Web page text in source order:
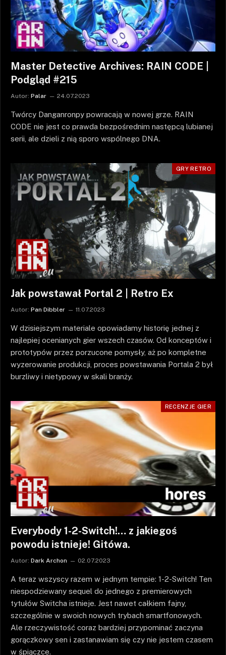
Master Detective Archives: RAIN CODE |
Podgląd #215
Autor: Palar 24.07.2023
Twórcy Danganronpy powracają w nowej grze. RAIN
CODE nie jest co prawda bezpośrednim następcą lubianej
serii, ale dzieli z nią sporo wspólnego DNA.
GRY RETRO
Jak powstawał Portal 2 | Retro Ex
Autor: Pan Dibbler 11.07.2023
W dzisiejszym materiale opowiadamy historię jednej z
najlepiej ocenianych gier wszech czasów. Od konceptów i
prototypów przez porzucone pomysły, aż po kompletne
wyzerowanie produkcji, proces powstawania Portala 2 był
burzliwy i nietypowy w skali branży.
RECENZJE GIER
Everybody 1-2-Switch!… z jakiegoś
powodu istnieje! Gitówa.
Autor: Dark Archon 02.07.2023
A teraz wszyscy razem w jednym tempie: 1-2-Switch! Ten
niespodziewany sequel do jednego z premierowych
tytułów Switcha istnieje. Jest nawet całkiem fajny,
szczególnie w swoich nowych trybach smartfonowych.
Ale rzeczywistość coraz bardziej przypominać zaczyna
gorączkowy sen i zastanawiam się czy nie jestem czasem
w śpiączce.